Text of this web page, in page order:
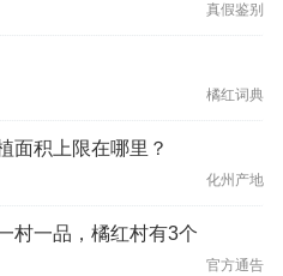
真假鉴别
橘红词典
面积上限在哪里？
化州产地
村一品，橘红村有3个
官方通告